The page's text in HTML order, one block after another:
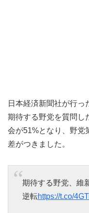
日本経済新聞社が行っ
期待する野党を質問し
会が51%となり、野党
差がつきました。
期待する野党、維
逆転https://t.co/